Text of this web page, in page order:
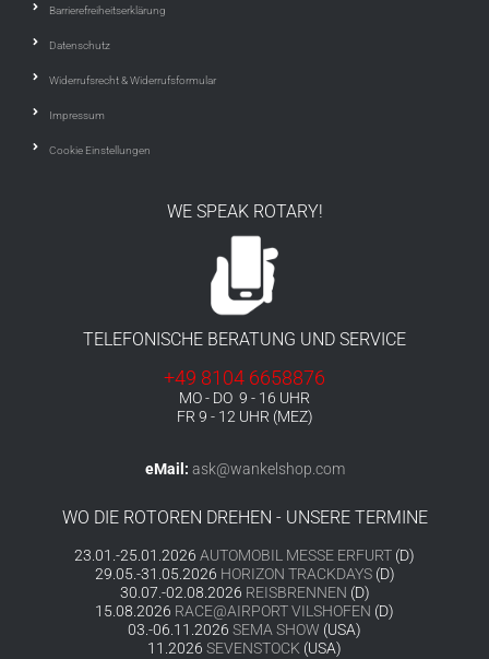
Barrierefreiheitserklärung
Datenschutz
Widerrufsrecht & Widerrufsformular
Impressum
Cookie Einstellungen
WE SPEAK ROTARY!
TELEFONISCHE BERATUNG UND SERVICE
+49 8104 6658876
MO - DO 9 - 16 UHR
FR 9 - 12 UHR (MEZ)
eMail: ask@wankelshop.com
WO DIE ROTOREN DREHEN - UNSERE TERMINE
23.01.-25.01.2026 AUTOMOBIL MESSE ERFURT (D)
29.05.-31.05.2026 HORIZON TRACKDAYS(D)
30.07.-02.08.2026 REISBRENNEN (D)
15.08.2026 RACE@AIRPORT VILSHOFEN (D)
03.-06.11.2026 SEMA SHOW (USA)
11.2026 SEVENSTOCK (USA)